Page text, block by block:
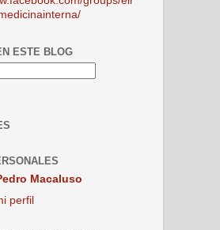
ESTE BLOG
Macaluso
perfil